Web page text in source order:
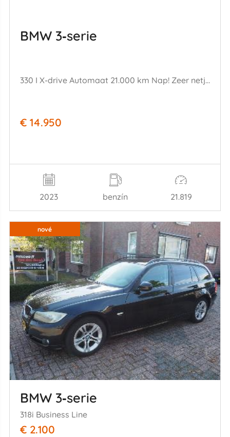
BMW 3‑serie
330 I X-drive Automaat 21.000 km Nap! Zeer netjes Rijdbaar
€ 14.950
2023 benzín 21.819
nové
BMW 3‑serie
318i Business Line
€ 2.100